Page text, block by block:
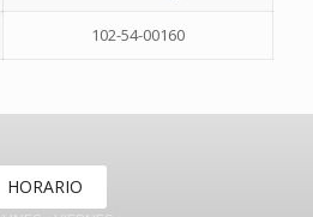
102-54-00160
HORARIO